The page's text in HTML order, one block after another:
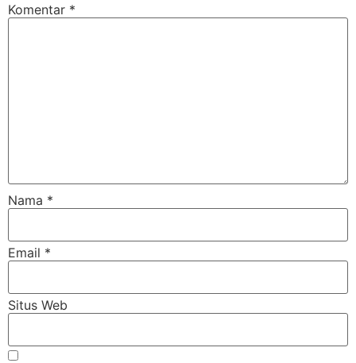
Komentar *
Nama *
Email *
Situs Web